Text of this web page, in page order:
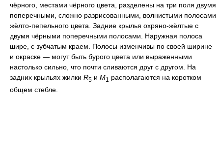
чёрного, местами чёрного цвета, разделены на три поля двумя
поперечными, сложно разрисованными, волнистыми полосами
жёлто-пепельного цвета. Задние крылья охряно-жёлтые с
двумя чёрными поперечными полосами. Наружная полоса
шире, с зубчатым краем. Полосы изменчивы по своей ширине
и окраске — могут быть бурого цвета или выраженными
настолько сильно, что почти сливаются друг с другом. На
задних крыльях жилки R5 и M1
располагаются на коротком
общем стебле.